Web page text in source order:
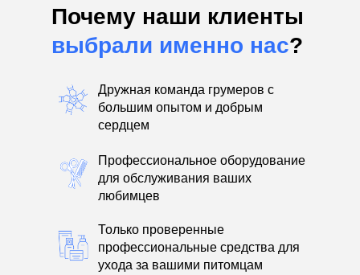
Почему наши клиенты
выбрали именно нас?
Дружная команда грумеров с
большим опытом и добрым
сердцем
Профессиональное оборудование
для обслуживания ваших
любимцев
Только проверенные
профессиональные средства для
ухода за вашими питомцам